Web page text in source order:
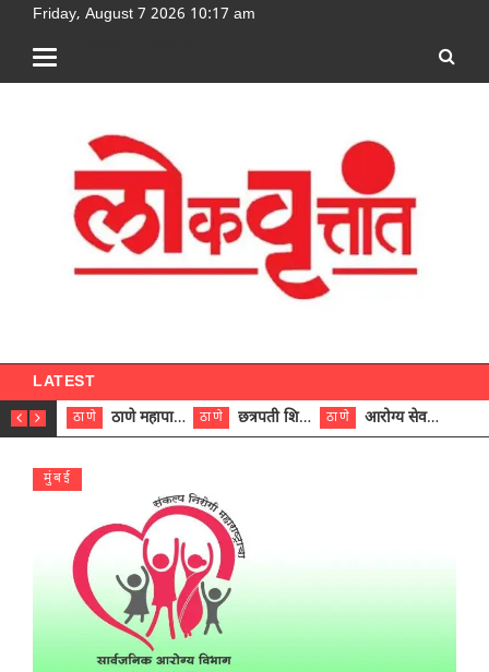
Friday, August 7 2026 10:17 am
LATEST
ठाणे ठाणे महापालिकेच्या नऊ प्रभाग समित्यांवर अध्यक्ष विराजमान ठाणे छत्रपती शिवाजी महाराज रुग्णालयात दुर्मिळ ट्युमरची यशस्वी शस्त्रक्रिया ठाणे आरोग्य सेवक (पुरुष) पदावरून ११ कर्मचाऱ्यांना आरोग्य सहाय्यक (पुरुष) पदावर पदोन्नती; मुख्य कार्यकारी अधिकारी रणजित यादव यांच्या हस्ते आदेश वितरण
मुंबई